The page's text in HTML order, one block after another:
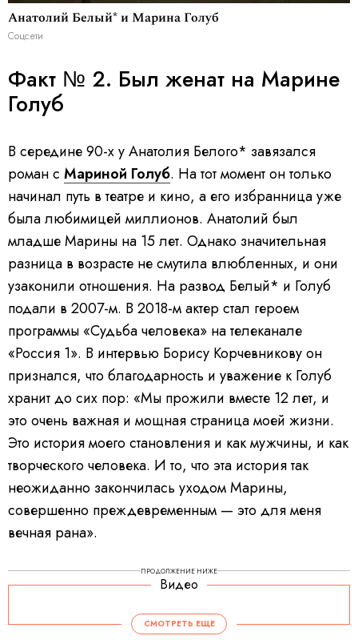
Анатолий Белый* и Марина Голуб
Соцсети
Факт № 2. Был женат на Марине
Голуб
В середине 90-х у Анатолия Белого* завязался
роман с Мариной Голуб. На тот момент он только
начинал путь в театре и кино, а его избранница уже
была любимицей миллионов. Анатолий был
младше Марины на 15 лет. Однако значительная
разница в возрасте не смутила влюбленных, и они
узаконили отношения. На развод Белый* и Голуб
подали в 2007-м. В 2018-м актер стал героем
программы «Судьба человека» на телеканале
«Россия 1». В интервью Борису Корчевникову он
признался, что благодарность и уважение к Голуб
хранит до сих пор: «Мы прожили вместе 12 лет, и
это очень важная и мощная страница моей жизни.
Это история моего становления и как мужчины, и как
творческого человека. И то, что эта история так
неожиданно закончилась уходом Марины,
совершенно преждевременным — это для меня
вечная рана».
ПРОДОЛЖЕНИЕ НИЖЕ
Видео
СМОТРЕТЬ ЕЩЕ